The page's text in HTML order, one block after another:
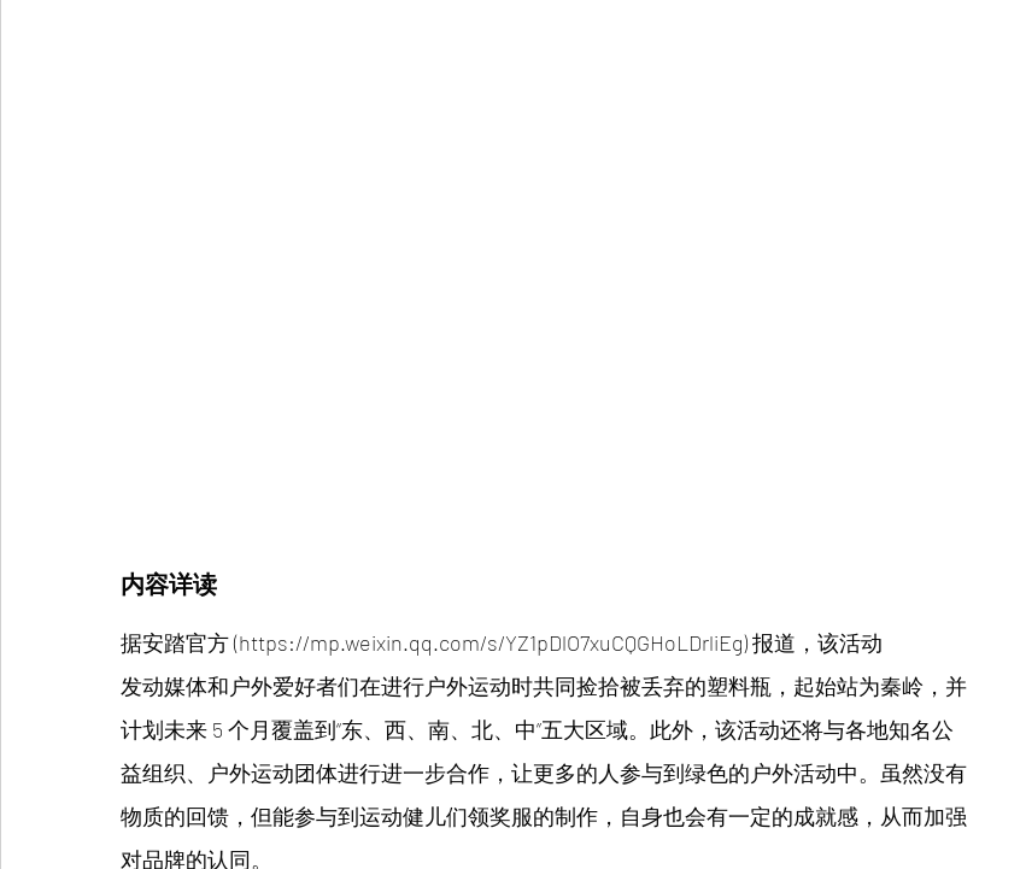
内容详读
据安踏官方 (https://mp.weixin.qq.com/s/YZ1pDlO7xuCQGHoLDrliEg) 报道，该活动
发动媒体和户外爱好者们在进行户外运动时共同捡拾被丢弃的塑料瓶，起始站为秦岭，并
计划未来 5 个月覆盖到“东、西、南、北、中”五大区域。此外，该活动还将与各地知名公
益组织、户外运动团体进行进一步合作，让更多的人参与到绿色的户外活动中。虽然没有
物质的回馈，但能参与到运动健儿们领奖服的制作，自身也会有一定的成就感，从而加强
对品牌的认同。